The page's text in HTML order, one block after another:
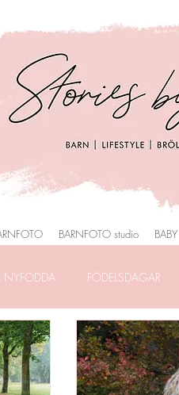
NYFÖDDA FÖDELSDAGAR
FRILANSLIVET
BARNFOTO studio BABY